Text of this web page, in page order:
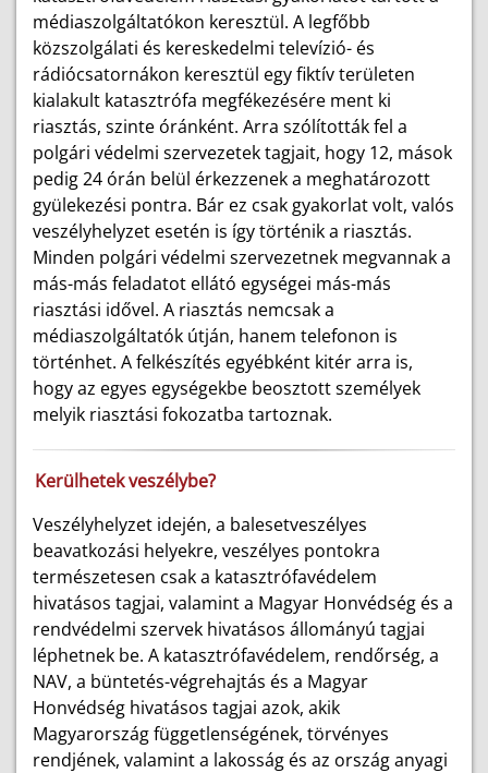
médiaszolgáltatókon keresztül. A legfőbb
közszolgálati és kereskedelmi televízió- és
rádiócsatornákon keresztül egy fiktív területen
kialakult katasztrófa megfékezésére ment ki
riasztás, szinte óránként. Arra szólították fel a
polgári védelmi szervezetek tagjait, hogy 12, mások
pedig 24 órán belül érkezzenek a meghatározott
gyülekezési pontra. Bár ez csak gyakorlat volt, valós
veszélyhelyzet esetén is így történik a riasztás.
Minden polgári védelmi szervezetnek megvannak a
más-más feladatot ellátó egységei más-más
riasztási idővel. A riasztás nemcsak a
médiaszolgáltatók útján, hanem telefonon is
történhet. A felkészítés egyébként kitér arra is,
hogy az egyes egységekbe beosztott személyek
melyik riasztási fokozatba tartoznak.
Kerülhetek veszélybe?
Veszélyhelyzet idején, a balesetveszélyes
beavatkozási helyekre, veszélyes pontokra
természetesen csak a katasztrófavédelem
hivatásos tagjai, valamint a Magyar Honvédség és a
rendvédelmi szervek hivatásos állományú tagjai
léphetnek be. A katasztrófavédelem, rendőrség, a
NAV, a büntetés-végrehajtás és a Magyar
Honvédség hivatásos tagjai azok, akik
Magyarország függetlenségének, törvényes
rendjének, valamint a lakosság és az ország anyagi